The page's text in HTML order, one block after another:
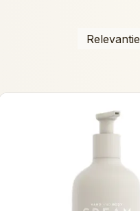
Relevantie